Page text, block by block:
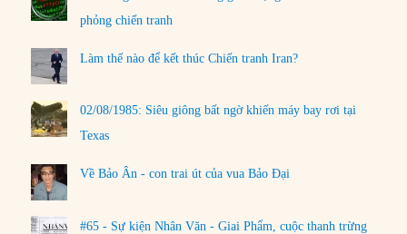
phỏng chiến tranh
Làm thế nào để kết thúc Chiến tranh Iran?
02/08/1985: Siêu giông bất ngờ khiến máy bay rơi tại
Texas
Về Bảo Ân - con trai út của vua Bảo Đại
#65 - Sự kiện Nhân Văn - Giai Phẩm, cuộc thanh trừng